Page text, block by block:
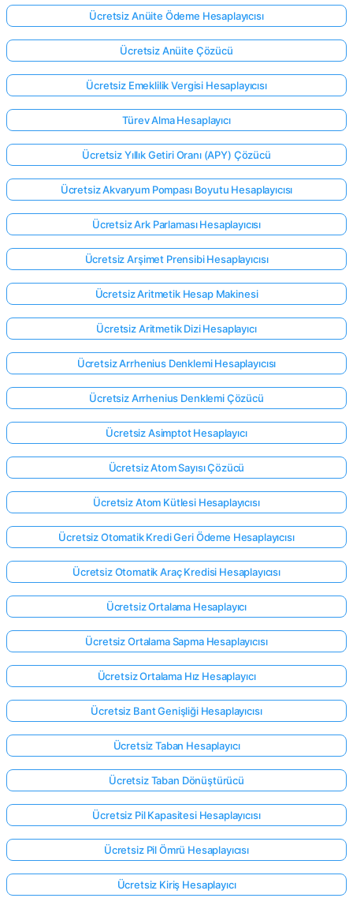
Henüz
Soru
Yok
Ücretsiz Anüite Ödeme Hesaplayıcısı
Ücretsiz Anüite Çözücü
Ücretsiz Emeklilik Vergisi Hesaplayıcısı
Türev Alma Hesaplayıcı
Ücretsiz Yıllık Getiri Oranı (APY) Çözücü
Ücretsiz Akvaryum Pompası Boyutu Hesaplayıcısı
Ücretsiz Ark Parlaması Hesaplayıcısı
Ücretsiz Arşimet Prensibi Hesaplayıcısı
Ücretsiz Aritmetik Hesap Makinesi
Ücretsiz Aritmetik Dizi Hesaplayıcı
Ücretsiz Arrhenius Denklemi Hesaplayıcısı
Ücretsiz Arrhenius Denklemi Çözücü
Ücretsiz Asimptot Hesaplayıcı
Ücretsiz Atom Sayısı Çözücü
Ücretsiz Atom Kütlesi Hesaplayıcısı
Ücretsiz Otomatik Kredi Geri Ödeme Hesaplayıcısı
Ücretsiz Otomatik Araç Kredisi Hesaplayıcısı
Ücretsiz Ortalama Hesaplayıcı
Ücretsiz Ortalama Sapma Hesaplayıcısı
Ücretsiz Ortalama Hız Hesaplayıcı
Ücretsiz Bant Genişliği Hesaplayıcısı
Ücretsiz Taban Hesaplayıcı
Ücretsiz Taban Dönüştürücü
Ücretsiz Pil Kapasitesi Hesaplayıcısı
Ücretsiz Pil Ömrü Hesaplayıcısı
Ücretsiz Kiriş Hesaplayıcı